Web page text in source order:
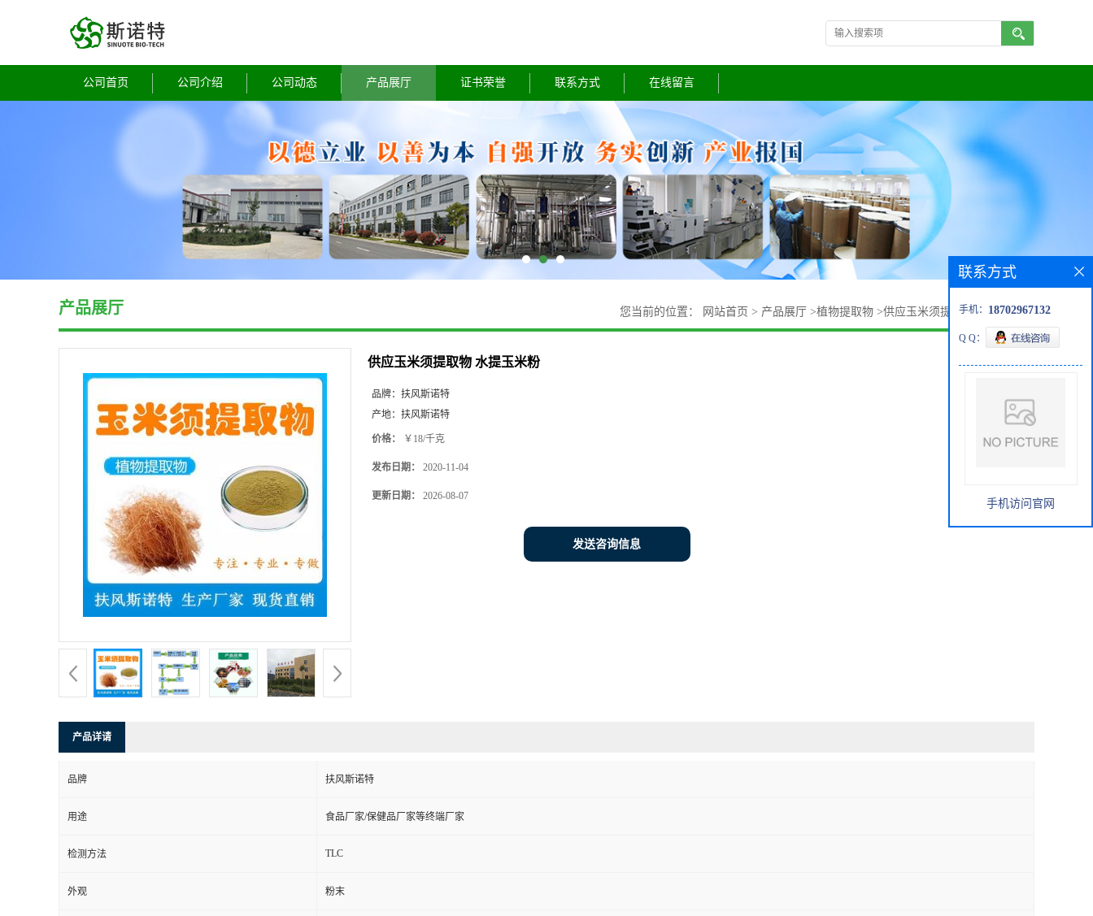
公司首页 公司介绍 公司动态 产品展厅 证书荣誉 联系方式 在线留言
产品展厅 您当前的位置： 网站首页 > 产品展厅 >植物提取物 >供应玉米须提取物 水提玉米粉
供应玉米须提取物 水提玉米粉
品牌： 扶风斯诺特
产地： 扶风斯诺特
价格： ￥18/千克
发布日期： 2020-11-04
更新日期： 2026-08-07
发送咨询信息
产品详请
品牌 扶风斯诺特
用途 食品厂家/保健品厂家等终端厂家
检测方法 TLC
外观 粉末
联系方式
手机： 18702967132
Q Q：
手机访问官网